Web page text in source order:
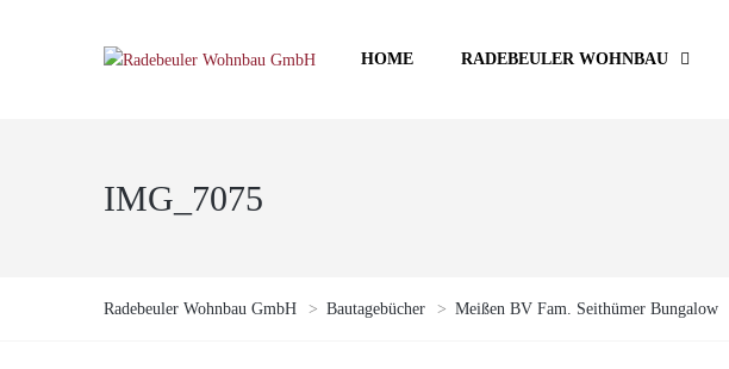
HOME RADEBEULER WOHNBAU
IMG_7075
Radebeuler Wohnbau GmbH > Bautagebücher > Meißen BV Fam. Seithümer Bungalow